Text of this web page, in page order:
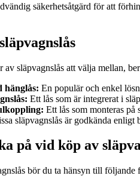
säkerhetsåtgärd för att
släpvagnslås att välja mellan,
hänglås: En populär och enkel
Ett lås som är integrerat i
Ett lås som monteras
släpvagnslås är godkända enligt
på vid köp av
bör du ta hänsyn till följande